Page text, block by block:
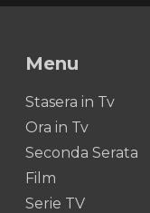
Menu
Stasera in Tv
Ora in Tv
Seconda Serata
Film
Serie TV